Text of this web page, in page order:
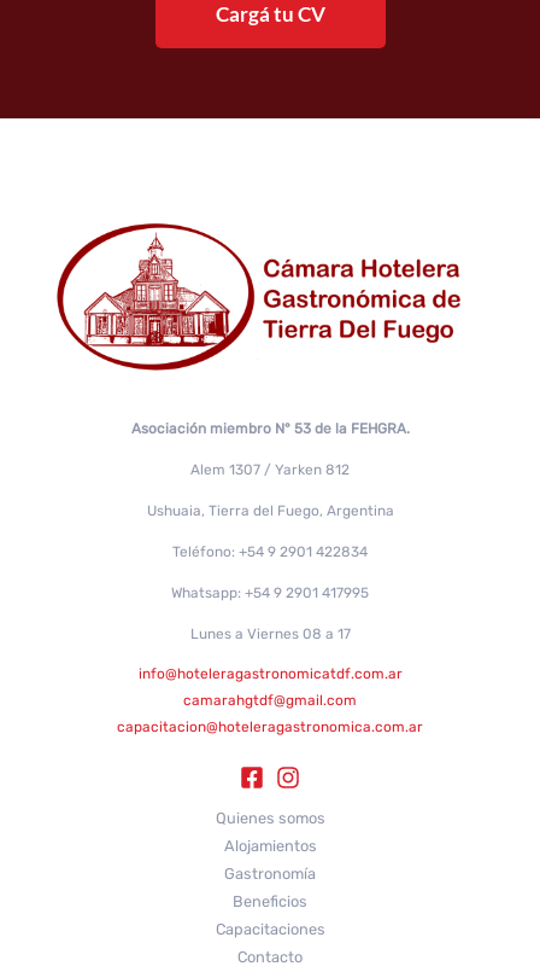
Cargá tu CV
Asociación miembro N° 53 de la FEHGRA.
Alem 1307 / Yarken 812
Ushuaia, Tierra del Fuego, Argentina
Teléfono: +54 9 2901 422834
Whatsapp: +54 9 2901 417995
Lunes a Viernes 08 a 17
info@hoteleragastronomicatdf.com.ar
camarahgtdf@gmail.com
capacitacion@hoteleragastronomica.com.ar
Quienes somos
Alojamientos
Gastronomía
Beneficios
Capacitaciones
Contacto